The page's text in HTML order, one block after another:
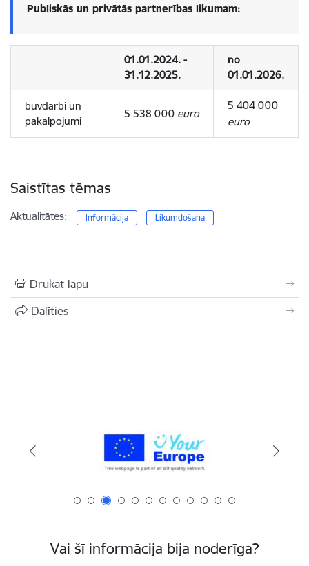
Publiskās un privātās partnerības likumam:
01.01.2024. -
31.12.2025.
no
01.01.2026.
būvdarbi un
pakalpojumi
5 538 000 euro
5 404 000
euro
Saistītas tēmas
Aktualitātes: Informācija Likumdošana
Drukāt lapu
Dalīties
Vai šī informācija bija noderīga?